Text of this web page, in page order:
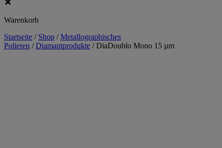
Warenkorb
Startseite / Shop /Metallographisches
Polieren /Diamantprodukte /DiaDoublo Mono 15 µm